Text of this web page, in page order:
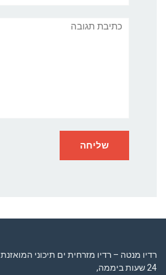
תגובה
רדיו מנטה – רדיו מזרחית ים תיכוני
24 שעות ביממה,